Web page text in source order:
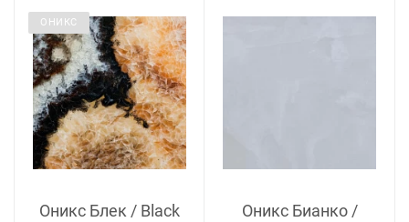
ОНИКС
Оникс Блек / Black
Оникс Бианко /